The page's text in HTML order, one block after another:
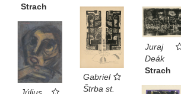
Strach
Juraj
Deák
Strach
Gabriel
Štrba st.
Július